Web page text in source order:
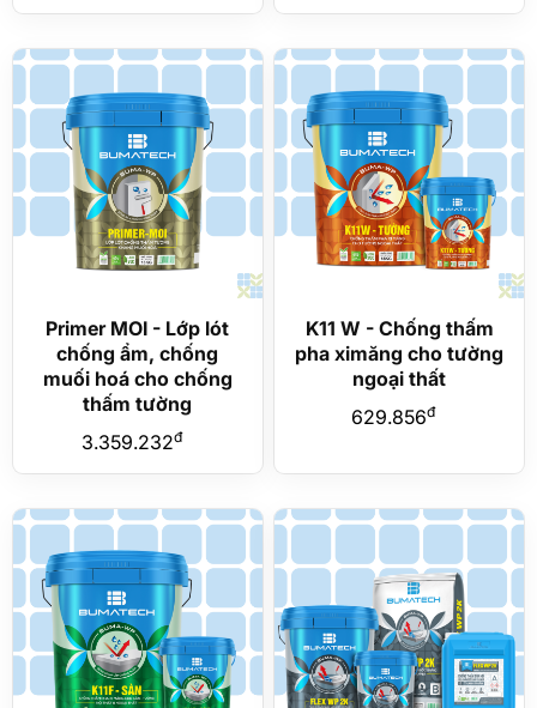
Primer MOI - Lớp lót
chống ẩm, chống
muối hoá cho chống
thấm tường
3.359.232đ
K11 W - Chống thấm
pha ximăng cho tường
ngoại thất
629.856đ